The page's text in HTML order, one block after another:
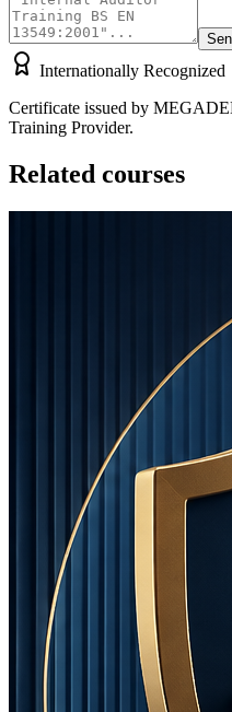
Internationally Recognized
Certificate issued by
Training Provider.
Related courses